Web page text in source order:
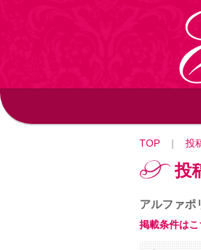
TOP | 投
投
アルファポ
掲載条件はこ